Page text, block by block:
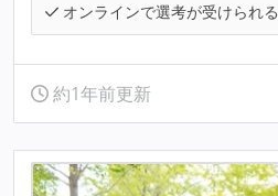
オンラインで選考が受けられる
約1年前更新